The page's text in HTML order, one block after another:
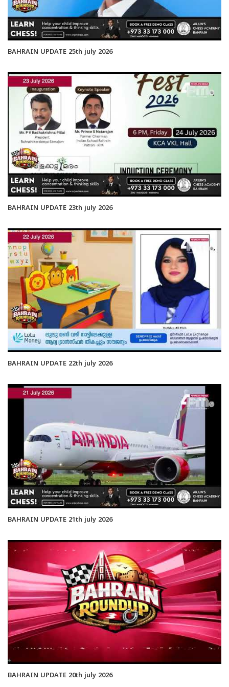
BAHRAIN UPDATE 25th july 2026
BAHRAIN UPDATE 23th july 2026
BAHRAIN UPDATE 22th july 2026
BAHRAIN UPDATE 21th july 2026
BAHRAIN UPDATE 20th july 2026